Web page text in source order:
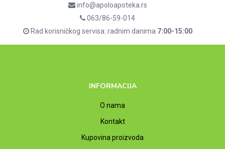
info@apoloapoteka.rs
063/86-59-014
Rad korisničkog servisa: radnim danima 7:00-15:00
INFORMACIJA
O nama
Kontakt
Kupovina proizvoda